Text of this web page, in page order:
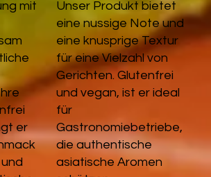
mit
er
Unser Produkt bietet
eine nussige Note und
eine knusprige Textur
für eine Vielzahl von
Gerichten. Glutenfrei
und vegan, ist er ideal
für
Gastronomiebetriebe,
die authentische
asiatische Aromen